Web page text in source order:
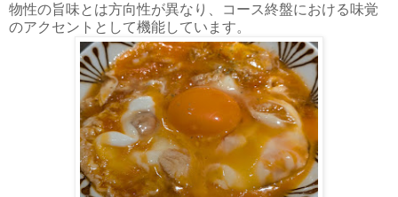
物性の旨味とは方向性が異なり、コース終盤における味覚
のアクセントとして機能しています。